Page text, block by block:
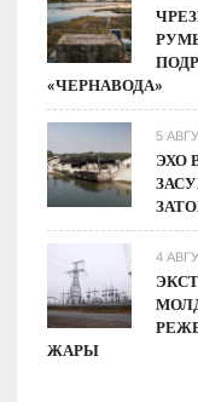
«ЧЕРНАВОДА»
5
ЭХО
4
ЖАРЫ